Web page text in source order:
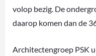
volop bezig. De
daarop komen dan de
Architectengroep PSK